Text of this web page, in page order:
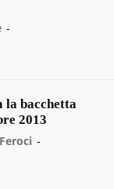
-
la bacchetta
2013
-